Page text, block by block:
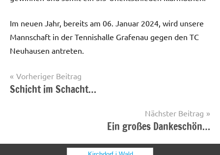
Im neuen Jahr, bereits am 06. Januar 2024, wird unsere
Mannschaft in der Tennishalle Grafenau gegen den TC
Neuhausen antreten.
Startseite
Beitragsnavigation
Vorheriger Beitrag
Schicht im Schacht…
Nächster Beitrag
Ein großes Dankeschön…